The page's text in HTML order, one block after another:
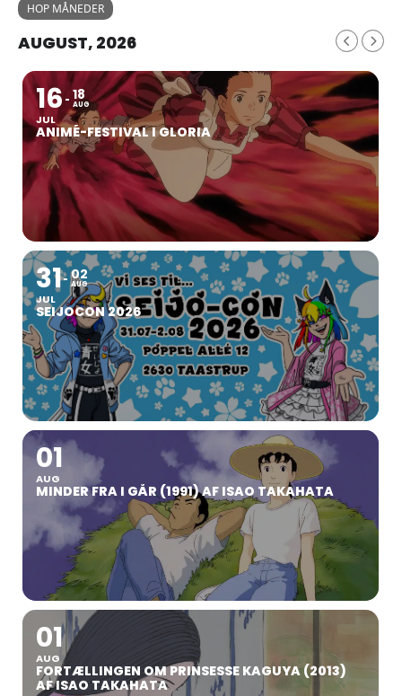
HOP MÅNEDER
AUGUST, 2026
16
JUL
18
AUG
ANIMÉ-FESTIVAL I GLORIA
31
JUL
02
AUG
SEIJOCON 2026
01
AUG
MINDER FRA I GÅR (1991) AF ISAO TAKAHATA
01
AUG
FORTÆLLINGEN OM PRINSESSE KAGUYA (2013)
AF ISAO TAKAHATA